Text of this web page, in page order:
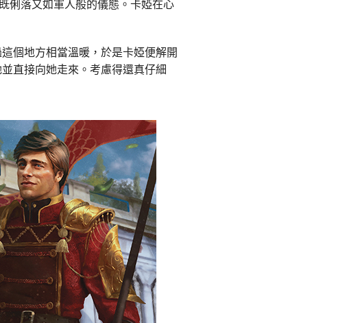
俐落又如軍人般的儀態。卡婭在心
個地方相當溫暖，於是卡婭便解開
直接向她走來。考慮得還真仔細